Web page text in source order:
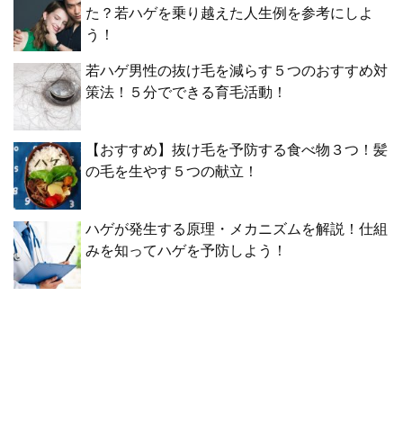
た？若ハゲを乗り越えた人生例を参考にしよ
う！
若ハゲ男性の抜け毛を減らす５つのおすすめ対
策法！５分でできる育毛活動！
【おすすめ】抜け毛を予防する食べ物３つ！髪
の毛を生やす５つの献立！
ハゲが発生する原理・メカニズムを解説！仕組
みを知ってハゲを予防しよう！